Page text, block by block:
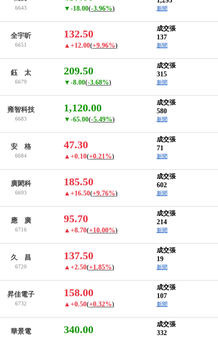
6643 ▼-18.00(-3.96%) 新聞
全宇昕
6651
132.50
▲+12.00(+9.96%)
成交張
137
新聞
鈺 太
6679
209.50
▼-8.00(-3.68%)
成交張
315
新聞
雍智科技
6683
1,120.00
▼-65.00(-5.49%)
成交張
580
新聞
安 格
6684
47.30
▲+0.10(+0.21%)
成交張
71
新聞
廣閎科
6693
185.50
▲+16.50(+9.76%)
成交張
602
新聞
應 廣
6716
95.70
▲+8.70(+10.00%)
成交張
214
新聞
久 昌
6720
137.50
▲+2.50(+1.85%)
成交張
19
新聞
昇佳電子
6732
158.00
▲+0.50(+0.32%)
成交張
107
新聞
華景電 340.00 成交張
332